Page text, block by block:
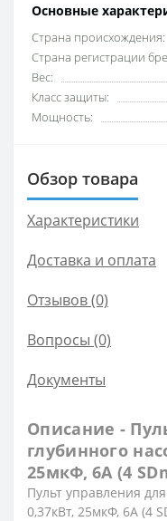
Основные
Cтрана происхождения:
Cтрана регистрации
Вес:
Класс защиты:
Мощность:
Обзор товара
Характеристики
Доставка и оплата
Отзывов (0)
Вопросы (0)
Документы
Описание -
глубинного
25мкФ, 6А (4
Пульт управления
0,37кВт, 25мкФ, 6А (4